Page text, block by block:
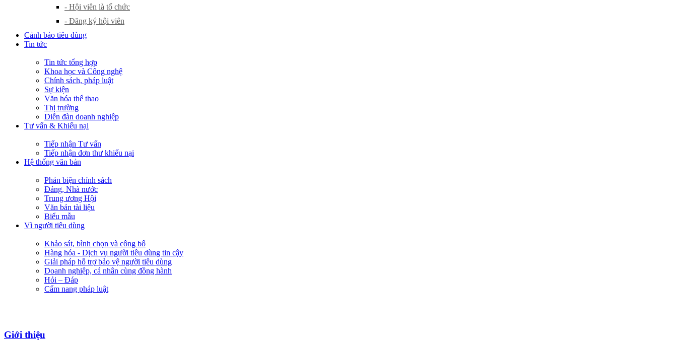
- Hội viên là tổ chức
- Đăng ký hội viên
Cảnh báo tiêu dùng
Tin tức
Tin tức tổng hợp
Khoa học và Công nghệ
Chính sách, pháp luật
Sự kiện
Văn hóa thể thao
Thị trường
Diễn đàn doanh nghiệp
Tư vấn & Khiếu nại
Tiếp nhận Tư vấn
Tiếp nhận đơn thư khiếu nại
Hệ thống văn bản
Phản biện chính sách
Đảng, Nhà nước
Trung ương Hội
Văn bản tài liệu
Biểu mẫu
Vì người tiêu dùng
Khảo sát, bình chọn và công bố
Hàng hóa - Dịch vụ người tiêu dùng tin cậy
Giải pháp hỗ trợ bảo vệ người tiêu dùng
Doanh nghiệp, cá nhân cùng đồng hành
Hỏi – Đáp
Cẩm nang pháp luật
Giới thiệu